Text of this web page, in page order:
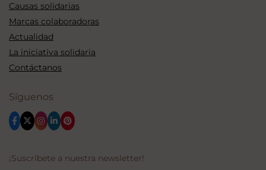
Causas solidarias
Marcas colaboradoras
Actualidad
La iniciativa solidaria
Contáctanos
Síguenos
¡Suscríbete a nuestra newsletter!